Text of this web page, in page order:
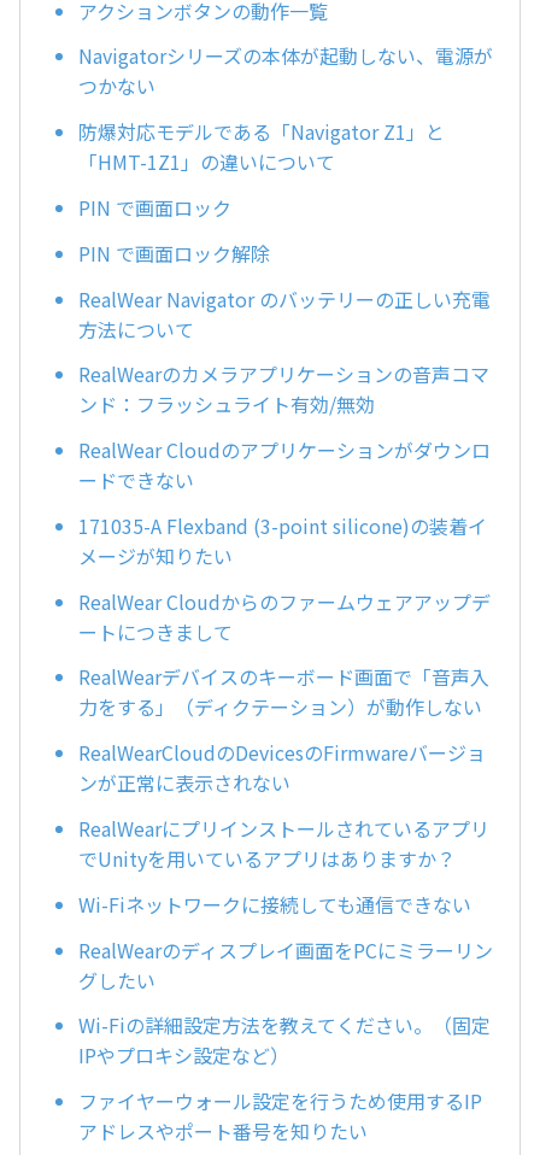
アクションボタンの動作一覧
Navigatorシリーズの本体が起動しない、電源が
つかない
防爆対応モデルである「Navigator Z1」と
「HMT-1Z1」の違いについて
PIN で画面ロック
PIN で画面ロック解除
RealWear Navigator のバッテリーの正しい充電
方法について
RealWearのカメラアプリケーションの音声コマ
ンド：フラッシュライト有効/無効
RealWear Cloudのアプリケーションがダウンロ
ードできない
171035-A Flexband (3-point silicone)の装着イ
メージが知りたい
RealWear Cloudからのファームウェアアップデ
ートにつきまして
RealWearデバイスのキーボード画面で「音声入
力をする」（ディクテーション）が動作しない
RealWearCloudのDevicesのFirmwareバージョ
ンが正常に表示されない
RealWearにプリインストールされているアプリ
でUnityを用いているアプリはありますか？
Wi-Fiネットワークに接続しても通信できない
RealWearのディスプレイ画面をPCにミラーリン
グしたい
Wi-Fiの詳細設定方法を教えてください。（固定
IPやプロキシ設定など）
ファイヤーウォール設定を行うため使用するIP
アドレスやポート番号を知りたい